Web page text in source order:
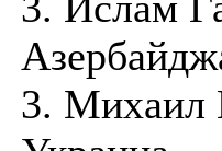
3. Михаил